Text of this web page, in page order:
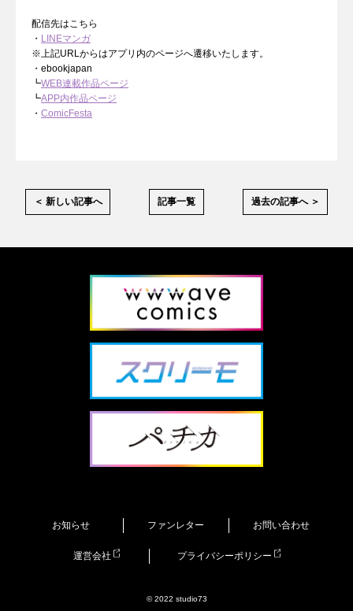
配信先はこちら
・ LINEマンガ
※上記URLからはアプリ内のページへ遷移いたします。
・ebookjapan
┗WEB連載作品ページ
┗APP内作品ページ
・ ComicFesta
＜ 新しい記事へ 記事一覧 過去の記事へ ＞
お知らせ ファンレター お問い合わせ
運営会社 プライバシーポリシー
© 2022 studio73